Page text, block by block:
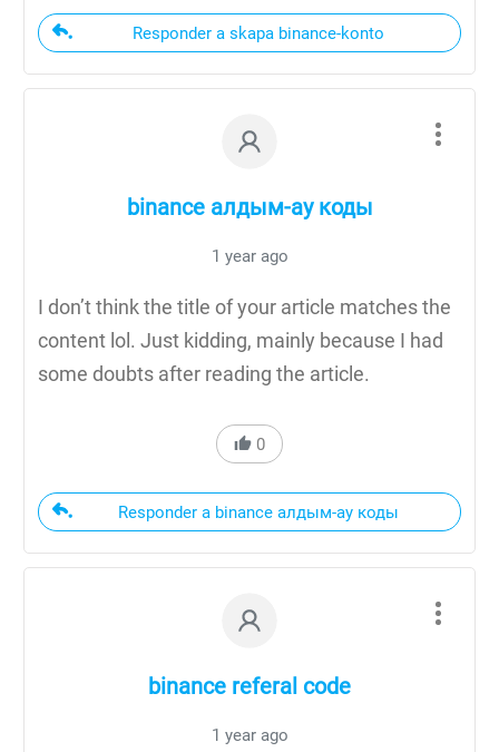
Responder a skapa binance-konto
binance алдым-ау коды
1 year ago
I don’t think the title of your article matches the
content lol. Just kidding, mainly because I had
some doubts after reading the article.
0
Responder a binance алдым-ау коды
binance referal code
1 year ago